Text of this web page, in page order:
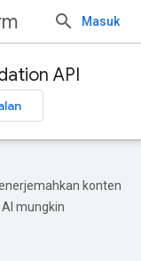
Masuk
API
konten
mungkin